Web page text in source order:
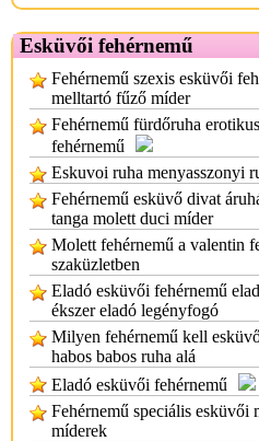
Esküvői fehérnemű
Fehérnemű szexis esküvői
melltartó fűző míder
Fehérnemű fürdőruha
fehérnemű
Eskuvoi ruha menyasszonyi
Fehérnemű esküvő divat
tanga molett duci míder
Molett fehérnemű a valentin
szaküzletben
Eladó esküvői fehérnemű
ékszer eladó legényfogó
Milyen fehérnemű kell
habos babos ruha alá
Eladó esküvői fehérnemű
Fehérnemű speciális esküvői
míderek